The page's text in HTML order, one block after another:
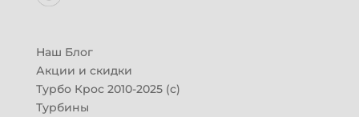
Наш Блог
Акции и скидки
Турбо Крос 2010-2025 (с)
Турбины